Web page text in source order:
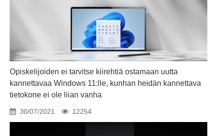
Opiskelijoiden ei tarvitse kiirehtiä ostamaan uutta
kannettavaa Windows 11:lle, kunhan heidän kannettava
tietokone ei ole liian vanha
30/07/2021 12254